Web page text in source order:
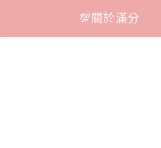
content
💯關於滿分